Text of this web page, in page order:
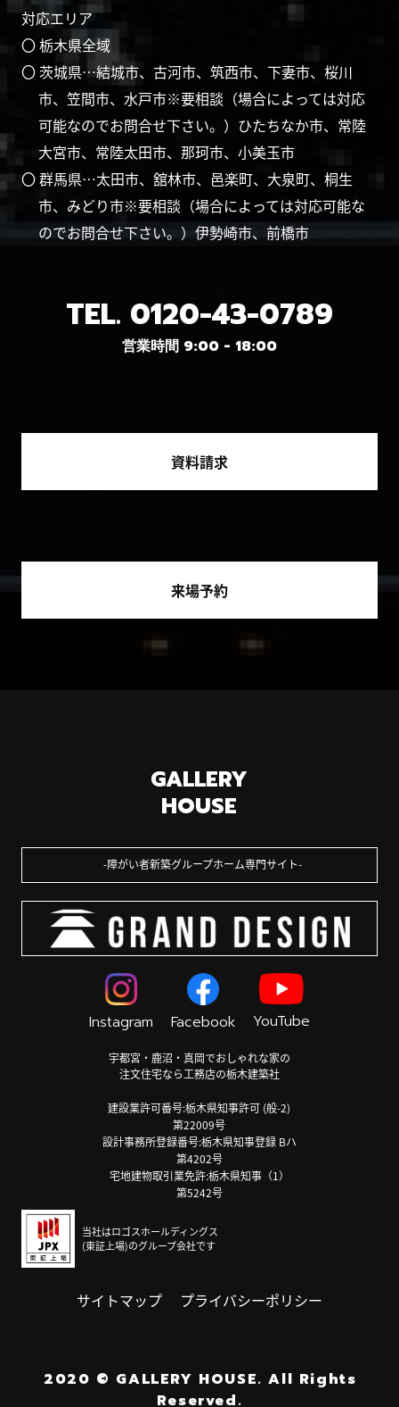
対応エリア
〇 栃木県全域
〇 茨城県…結城市、古河市、筑西市、下妻市、桜川
市、笠間市、水戸市※要相談（場合によっては対応
可能なのでお問合せ下さい。）ひたちなか市、常陸
大宮市、常陸太田市、那珂市、小美玉市
〇 群馬県…太田市、舘林市、邑楽町、大泉町、桐生
市、みどり市※要相談（場合によっては対応可能な
のでお問合せ下さい。）伊勢崎市、前橋市
TEL. 0120-43-0789
営業時間 9:00 - 18:00
資料請求
来場予約
GALLERY
HOUSE
障がい者新築グループホーム専門サイト
Instagram Facebook YouTube
宇都宮・鹿沼・真岡でおしゃれな家の
注文住宅なら工務店の栃木建築社
建設業許可番号:栃木県知事許可 (般-2)
第22009号
設計事務所登録番号:栃木県知事登録 Bハ
第4202号
宅地建物取引業免許:栃木県知事（1）
第5242号
当社はロゴスホールディングス
(東証上場)のグループ会社です
サイトマップ プライバシーポリシー
2020 © GALLERY HOUSE. All Rights
Reserved.